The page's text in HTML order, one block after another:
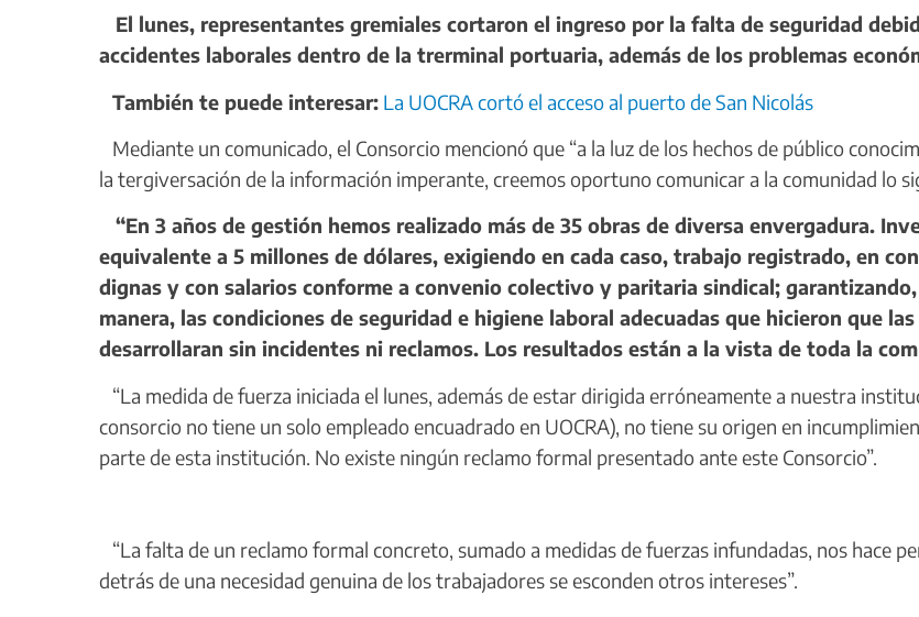
El lunes, representantes gremiales cortaron el ingreso por la falta de seguridad
accidentes laborales dentro de la trerminal portuaria, además de los problemas
También te puede interesar: La UOCRA cortó el acceso al puerto de San Nicolás
Mediante un comunicado, el Consorcio mencionó que “a la luz de los hechos de público
la tergiversación de la información imperante, creemos oportuno comunicar a la comunidad lo
“En 3 años de gestión hemos realizado más de 35 obras de diversa envergadura.
equivalente a 5 millones de dólares, exigiendo en cada caso, trabajo registrado, en
dignas y con salarios conforme a convenio colectivo y paritaria sindical;
manera, las condiciones de seguridad e higiene laboral adecuadas que hicieron que
desarrollaran sin incidentes ni reclamos. Los resultados están a la vista de toda la
“La medida de fuerza iniciada el lunes, además de estar dirigida erróneamente a nuestra
consorcio no tiene un solo empleado encuadrado en UOCRA), no tiene su origen en
parte de esta institución. No existe ningún reclamo formal presentado ante este Consorcio”.
“La falta de un reclamo formal concreto, sumado a medidas de fuerzas infundadas, nos hace
detrás de una necesidad genuina de los trabajadores se esconden otros intereses”.